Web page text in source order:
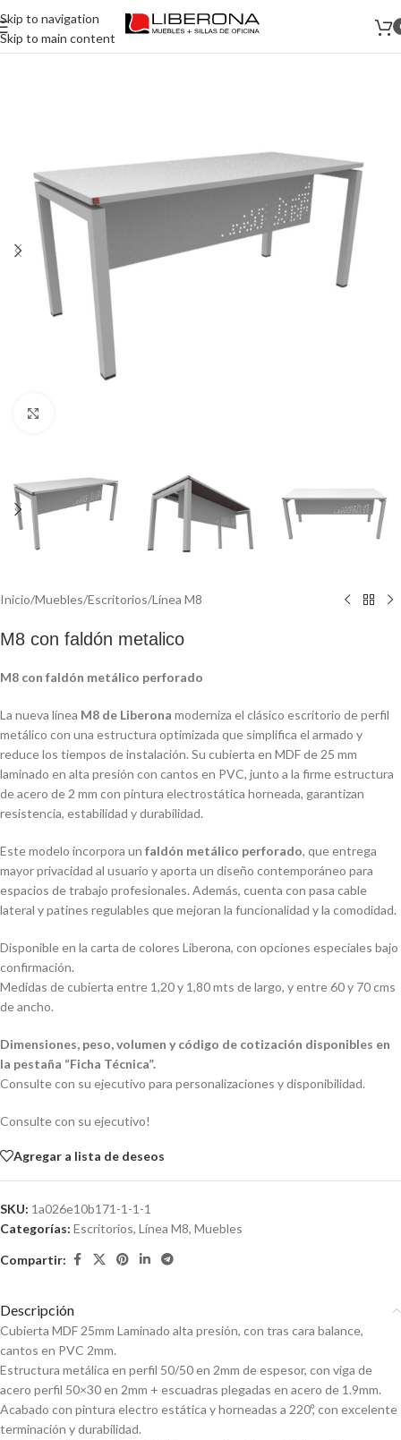
Skip to navigation
Skip to main content
Inicio/Muebles/Escritorios/Línea M8
M8 con faldón metalico
M8 con faldón metálico perforado
La nueva línea M8 de Liberona moderniza el clásico escritorio de perfil
metálico con una estructura optimizada que simplifica el armado y
reduce los tiempos de instalación. Su cubierta en MDF de 25 mm
laminado en alta presión con cantos en PVC, junto a la firme estructura
de acero de 2 mm con pintura electrostática horneada, garantizan
resistencia, estabilidad y durabilidad.
Este modelo incorpora un faldón metálico perforado, que entrega
mayor privacidad al usuario y aporta un diseño contemporáneo para
espacios de trabajo profesionales. Además, cuenta con pasa cable
lateral y patines regulables que mejoran la funcionalidad y la comodidad.
Disponible en la carta de colores Liberona, con opciones especiales bajo
confirmación.
Medidas de cubierta entre 1,20 y 1,80 mts de largo, y entre 60 y 70 cms
de ancho.
Dimensiones, peso, volumen y código de cotización disponibles en
la pestaña “Ficha Técnica”.
Consulte con su ejecutivo para personalizaciones y disponibilidad.
Consulte con su ejecutivo!
Agregar a lista de deseos
SKU: 1a026e10b171-1-1-1
Categorías: Escritorios, Línea M8, Muebles
Compartir:
Descripción
Cubierta MDF 25mm Laminado alta presión, con tras cara balance,
cantos en PVC 2mm.
Estructura metálica en perfil 50/50 en 2mm de espesor, con viga de
acero perfil 50×30 en 2mm + escuadras plegadas en acero de 1.9mm.
Acabado con pintura electro estática y horneadas a 220º, con excelente
terminación y durabilidad.